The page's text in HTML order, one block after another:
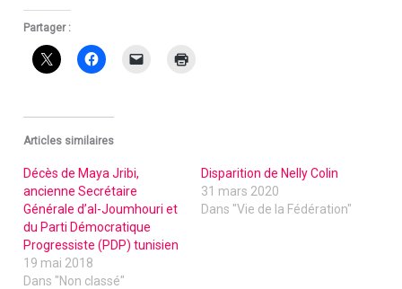
Partager :
Articles similaires
Décès de Maya Jribi,
ancienne Secrétaire
Générale d’al-Joumhouri et
du Parti Démocratique
Progressiste (PDP) tunisien
19 mai 2018
Dans "Non classé"
Disparition de Nelly Colin
31 mars 2020
Dans "Vie de la Fédération"